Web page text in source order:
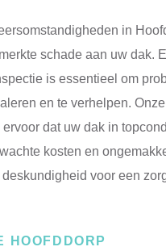
in
schade aan uw dak.
is essentieel om
en te verhelpen.
dat uw dak in
kosten en
voor een
HOOFDDORP